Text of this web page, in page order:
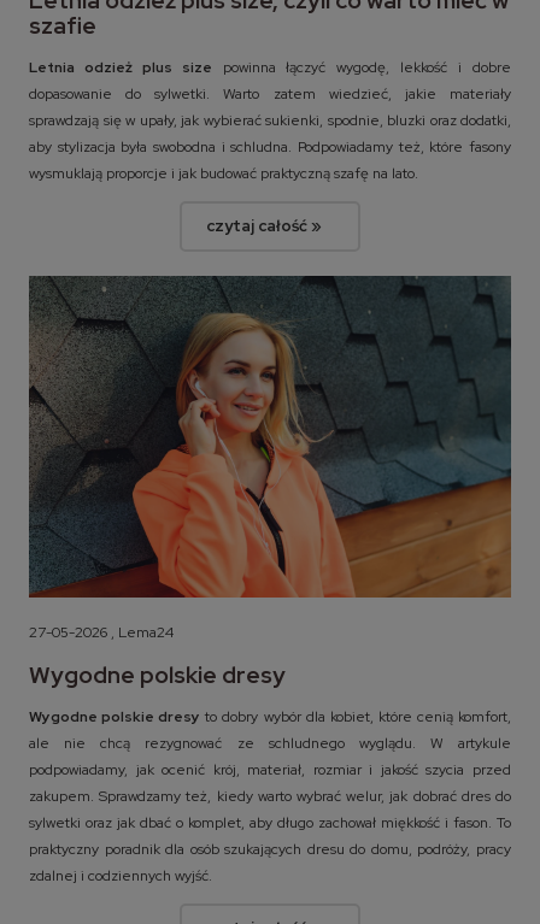
szafie
Letnia odzież plus size powinna łączyć wygodę, lekkość i dobre
dopasowanie do sylwetki. Warto zatem wiedzieć, jakie materiały
sprawdzają się w upały, jak wybierać sukienki, spodnie, bluzki oraz dodatki,
aby stylizacja była swobodna i schludna. Podpowiadamy też, które fasony
wysmuklają proporcje i jak budować praktyczną szafę na lato.
czytaj całość »
27-05-2026 , Lema24
Wygodne polskie dresy
Wygodne polskie dresy to dobry wybór dla kobiet, które cenią komfort,
ale nie chcą rezygnować ze schludnego wyglądu. W artykule
podpowiadamy, jak ocenić krój, materiał, rozmiar i jakość szycia przed
zakupem. Sprawdzamy też, kiedy warto wybrać welur, jak dobrać dres do
sylwetki oraz jak dbać o komplet, aby długo zachował miękkość i fason. To
praktyczny poradnik dla osób szukających dresu do domu, podróży, pracy
zdalnej i codziennych wyjść.